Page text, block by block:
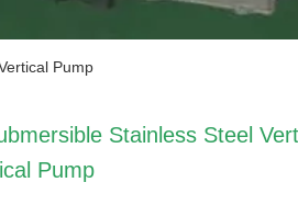
Pump
Stainless Steel
Pump